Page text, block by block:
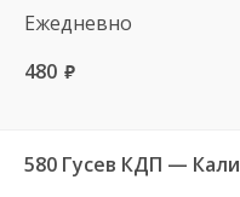
Ежедневно
480 руб.